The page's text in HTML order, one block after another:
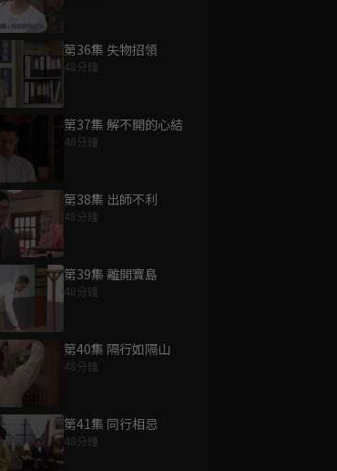
第36集 失物招領
48分鐘
第37集 解不開的心結
48分鐘
第38集 出師不利
48分鐘
第39集 離開寶島
48分鐘
第40集 隔行如隔山
48分鐘
第41集 同行相忌
48分鐘